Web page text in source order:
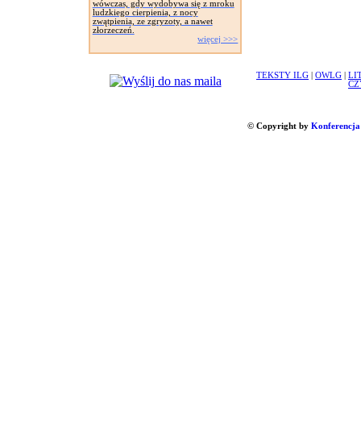
wówczas, gdy wydobywa się z mroku
ludzkiego cierpienia, z nocy
zwątpienia, ze zgryzoty, a nawet
złorzeczeń.
więcej >>>
TEKSTY ILG OWLG
© Copyright by Konferencja